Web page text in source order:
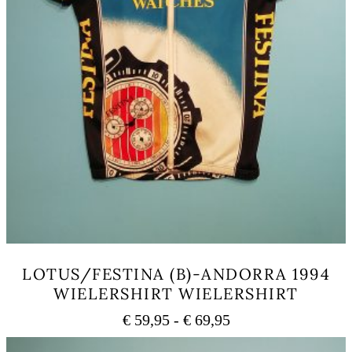
LOTUS/FESTINA (B)-ANDORRA 1994
WIELERSHIRT WIELERSHIRT
€59,95 - €69,95Prijsklasse:
€ 59,95